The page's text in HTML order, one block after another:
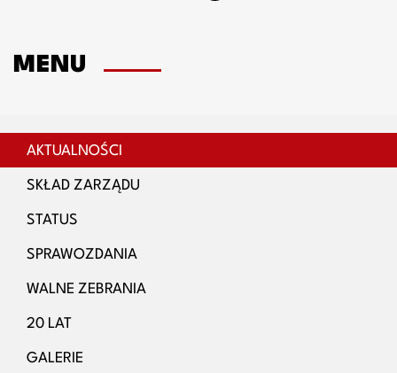
MENU
AKTUALNOŚCI
SKŁAD ZARZĄDU
STATUS
SPRAWOZDANIA
WALNE ZEBRANIA
20 LAT
GALERIE